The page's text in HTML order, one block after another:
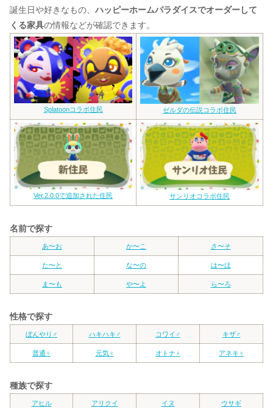
誕生日や好きなもの、 ハッピーホームパラダイスでオーダーして
くる家具の情報などが確認できます。
Splatoonコラボ住民 ゼルダの伝説コラボ住民
Ver.2.0.0で追加された住民 サンリオコラボ住民
名前で探す
あ〜お か〜こ さ〜そ
た〜と な〜の は〜ほ
ま〜も や〜よ ら〜ろ
性格で探す
ぼんやり♂ ハキハキ♂ コワイ♂ キザ♂
普通♀ 元気♀ オトナ♀ アネキ♀
種族で探す
アヒル アリクイ イヌ ウサギ